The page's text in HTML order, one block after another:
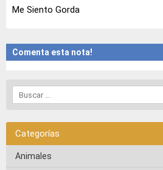
Me Siento Gorda
Comenta esta nota!
Categorías
Animales